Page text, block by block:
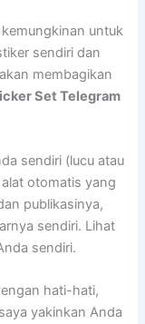
untuk
sendiri dan
akan membagikan
Set Telegram
sendiri (lucu atau
otomatis yang
publikasinya,
sendiri. Lihat
sendiri.
hati-hati,
yakinkan Anda